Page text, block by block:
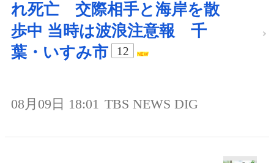
れ死亡 交際相手と海岸を散
歩中 当時は波浪注意報 千
葉・いすみ市
12
08月09日 18:01 TBS NEWS DIG